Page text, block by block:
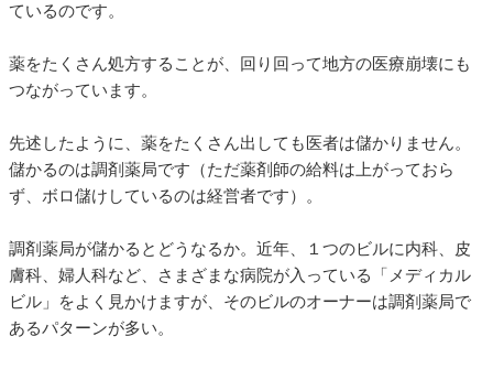
ているのです。
薬をたくさん処方することが、回り回って地方の医療崩壊にも
つながっています。
先述したように、薬をたくさん出しても医者は儲かりません。
儲かるのは調剤薬局です（ただ薬剤師の給料は上がっておら
ず、ボロ儲けしているのは経営者です）。
調剤薬局が儲かるとどうなるか。近年、１つのビルに内科、皮
膚科、婦人科など、さまざまな病院が入っている「メディカル
ビル」をよく見かけますが、そのビルのオーナーは調剤薬局で
あるパターンが多い。